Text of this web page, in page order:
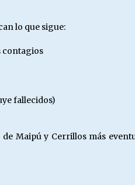
lo que sigue:
contagios
fallecidos)
Maipú y Cerrillos más